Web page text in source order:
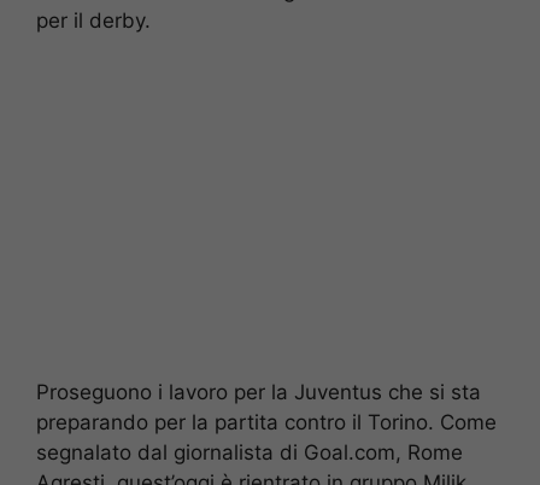
per il derby.
Proseguono i lavoro per la Juventus che si sta
preparando per la partita contro il Torino. Come
segnalato dal giornalista di Goal.com, Rome